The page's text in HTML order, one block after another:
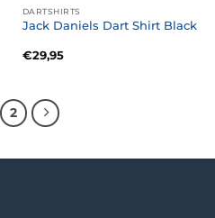
DARTSHIRTS
Jack Daniels Dart Shirt Black
€29,95
2